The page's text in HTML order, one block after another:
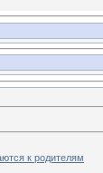
к родителям